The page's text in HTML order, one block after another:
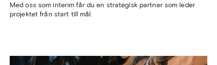
Med oss som interim får du en strategisk partner som leder
projektet från start till mål.